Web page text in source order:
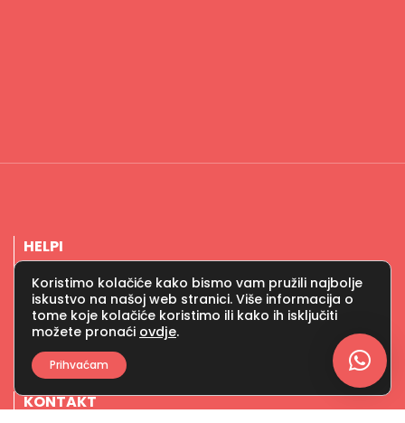
HELPI
Studenti pružaju svakodnevnu pomoć seniorima.
PRAVILA
Pravila privatnosti i Uvjeti korištenja
KONTAKT
Koristimo kolačiće kako bismo vam pružili najbolje
iskustvo na našoj web stranici. Više informacija o
tome koje kolačiće koristimo ili kako ih isključiti
možete pronaći ovdje.
Prihvaćam